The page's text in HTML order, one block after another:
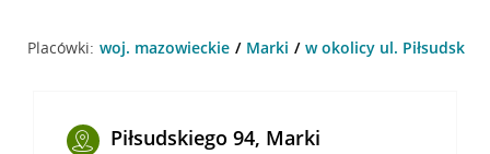
Placówki: woj. mazowieckie Marki w okolicy ul.
Piłsudskiego 94, Marki